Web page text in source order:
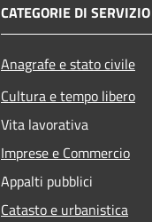
CATEGORIE DI SERVIZIO
Anagrafe e stato civile
Cultura e tempo libero
Vita lavorativa
Imprese e Commercio
Appalti pubblici
Catasto e urbanistica